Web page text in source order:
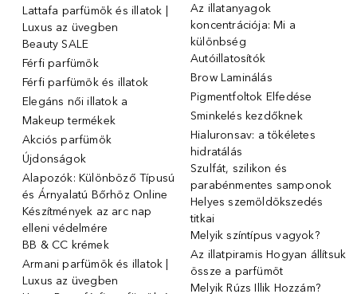
Lattafa parfümök és illatok |
Luxus az üvegben
Beauty SALE
Férfi parfümök
Férfi parfümök és illatok
Elegáns női illatok ️a
Makeup termékek
Akciós parfümök
Újdonságok
Alapozók: Különböző Típusú
és Árnyalatú Bőrhöz Online
Készítmények az arc nap
elleni védelmére
BB & CC krémek
Armani parfümök és illatok |
Luxus az üvegben
Az illatanyagok
koncentrációja: Mi a
különbség
Autóillatosítók
Brow Laminálás
Pigmentfoltok Elfedése
Sminkelés kezdőknek
Hialuronsav: a tökéletes
hidratálás
Szulfát, szilikon és
parabénmentes samponok
Helyes szemöldökszedés
titkai
Melyik színtípus vagyok?
Az illatpiramis Hogyan állítsuk
össze a parfümöt
Melyik Rúzs Illik Hozzám?